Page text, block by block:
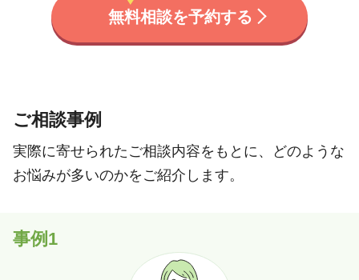
無料相談を予約する
ご相談事例
実際に寄せられたご相談内容をもとに、どのような
お悩みが多いのかをご紹介します。
事例1